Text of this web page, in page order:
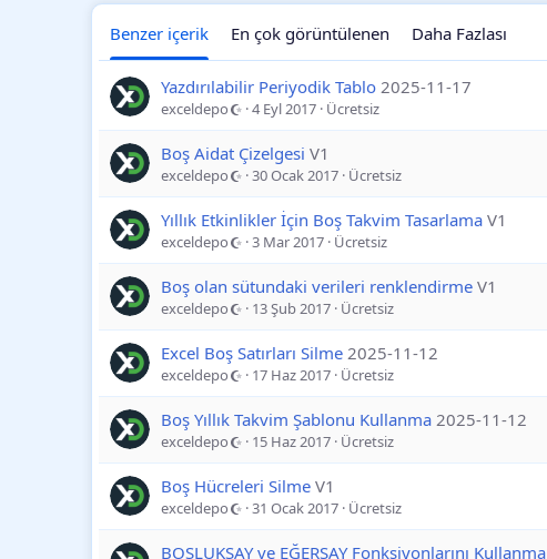
Benzer içerik En çok görüntülenen Daha Fazlası
Yazdırılabilir Periyodik Tablo 2025-11-17
exceldepo 4 Eyl 2017 Ücretsiz
Boş Aidat Çizelgesi V1
exceldepo 30 Ocak 2017 Ücretsiz
Yıllık Etkinlikler İçin Boş Takvim Tasarlama V1
exceldepo 3 Mar 2017 Ücretsiz
Boş olan sütundaki verileri renklendirme V1
exceldepo 13 Şub 2017 Ücretsiz
Excel Boş Satırları Silme 2025-11-12
exceldepo 17 Haz 2017 Ücretsiz
Boş Yıllık Takvim Şablonu Kullanma 2025-11-12
exceldepo 15 Haz 2017 Ücretsiz
Boş Hücreleri Silme V1
exceldepo 31 Ocak 2017 Ücretsiz
BOŞLUKSAY ve EĞERSAY Fonksiyonlarını Kullanma